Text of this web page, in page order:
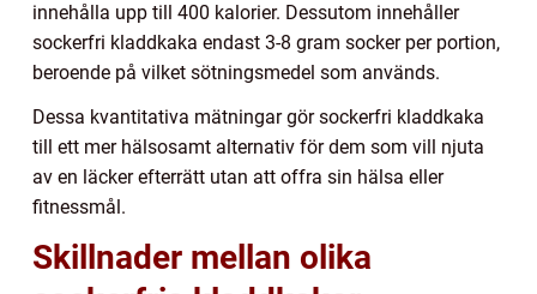
innehålla upp till 400 kalorier. Dessutom innehåller
sockerfri kladdkaka endast 3-8 gram socker per portion,
beroende på vilket sötningsmedel som används.
Dessa kvantitativa mätningar gör sockerfri kladdkaka
till ett mer hälsosamt alternativ för dem som vill njuta
av en läcker efterrätt utan att offra sin hälsa eller
fitnessmål.
Skillnader mellan olika